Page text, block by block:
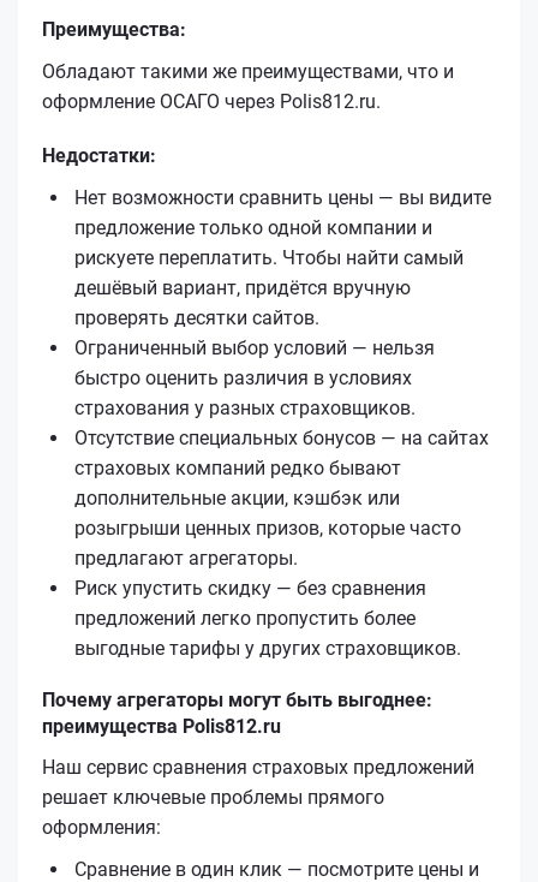
Преимущества:
Обладают такими же преимуществами, что и
оформление ОСАГО через Polis812.ru.
Недостатки:
Нет возможности сравнить цены — вы видите
предложение только одной компании и
рискуете переплатить. Чтобы найти самый
дешёвый вариант, придётся вручную
проверять десятки сайтов.
Ограниченный выбор условий — нельзя
быстро оценить различия в условиях
страхования у разных страховщиков.
Отсутствие специальных бонусов — на сайтах
страховых компаний редко бывают
дополнительные акции, кэшбэк или
розыгрыши ценных призов, которые часто
предлагают агрегаторы.
Риск упустить скидку — без сравнения
предложений легко пропустить более
выгодные тарифы у других страховщиков.
Почему агрегаторы могут быть выгоднее:
преимущества Polis812.ru
Наш сервис сравнения страховых предложений
решает ключевые проблемы прямого
оформления:
Сравнение в один клик — посмотрите цены и